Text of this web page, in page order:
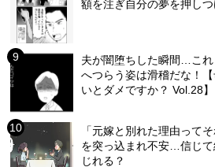
額を注ぎ自分の夢を押し
夫が闇堕ちした瞬間…こ
へつらう姿は滑稽だな！
いとダメですか？ Vol.28】
「元嫁と別れた理由って
を突っ込まれ不安…信じ
じれる？